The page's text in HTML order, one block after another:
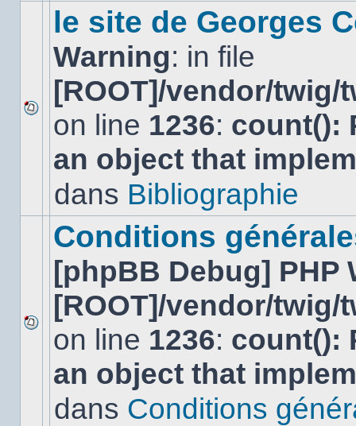
sujet.
Aucun
nouveau
message
non-
dans
le site de Georges
Warning: in file
[ROOT]/vendor/
on line 1236: count():
an object that
dans Bibliographie
Aucun
nouveau
message
non-
dans
Conditions
[phpBB Debug] PHP
[ROOT]/vendor/
on line 1236: count():
an object that
dans Conditions